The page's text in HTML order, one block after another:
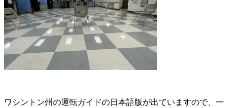
ワシントン州の運転ガイドの日本語版が出ていますので、一